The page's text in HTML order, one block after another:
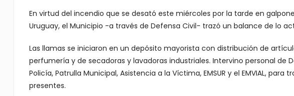
En virtud del incendio que se desató este miércoles por la tarde en
Uruguay, el Municipio -a través de Defensa Civil- trazó un balance de lo
Las llamas se iniciaron en un depósito mayorista con distribución de
perfumería y de secadoras y lavadoras industriales. Intervino personal de
Policía, Patrulla Municipal, Asistencia a la Víctima, EMSUR y el EMVIAL,
presentes.